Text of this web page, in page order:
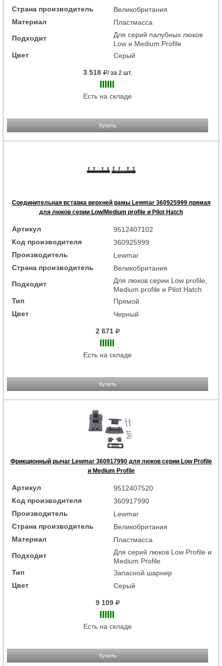
Страна производитель
Великобритания
Материал
Пластмасса
Подходит
Для серий палубных люков
Low и Medium Profile
Цвет
Серый
3 518 / за 2 шт.
Есть на складе
Купить
Соединительная вставка верхней рамы Lewmar 360925999 прямая
для люков серии Low/Medium profile и Pilot Hatch
Артикул
9512407102
Код производителя
360925999
Производитель
Lewmar
Страна производитель
Великобритания
Подходит
Для люков серии Low profile,
Medium profile и Pilot Hatch
Тип
Прямой
Цвет
Черный
2 671
Есть на складе
Купить
Фрикционный рычаг Lewmar 360917990 для люков серии Low Profile
и Medium Profile
Артикул
9512407520
Код производителя
360917990
Производитель
Lewmar
Страна производитель
Великобритания
Материал
Пластмасса
Подходит
Для серий люков Low Profile и
Medium Profile
Тип
Запасной шарнир
Цвет
Серый
9 109
Есть на складе
Купить